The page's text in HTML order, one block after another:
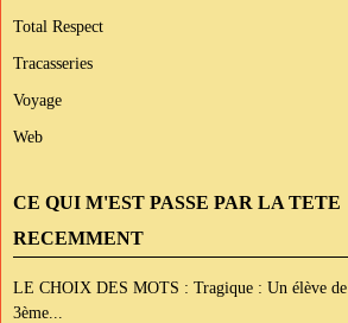
Total Respect
Tracasseries
Voyage
Web
CE QUI M'EST PASSE PAR LA TETE
RECEMMENT
LE CHOIX DES MOTS : Tragique : Un élève de
3ème...